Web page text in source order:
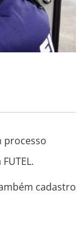
processo
cadastro